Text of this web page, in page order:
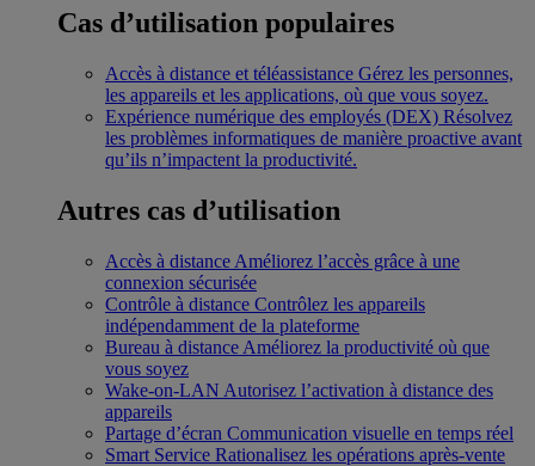
Cas d’utilisation populaires
Accès à distance et téléassistance Gérez les personnes,
les appareils et les applications, où que vous soyez.
Expérience numérique des employés (DEX) Résolvez
les problèmes informatiques de manière proactive avant
qu’ils n’impactent la productivité.
Autres cas d’utilisation
Accès à distance Améliorez l’accès grâce à une
connexion sécurisée
Contrôle à distance Contrôlez les appareils
indépendamment de la plateforme
Bureau à distance Améliorez la productivité où que
vous soyez
Wake-on-LAN Autorisez l’activation à distance des
appareils
Partage d’écran Communication visuelle en temps réel
Smart Service Rationalisez les opérations après-vente